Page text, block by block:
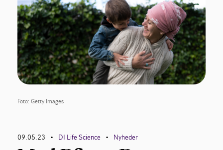
Foto: Getty Images
09.05.23 • DI Life Science • Nyheder